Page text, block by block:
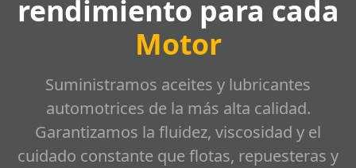
rendimiento para cada
Motor
Suministramos aceites y lubricantes
automotrices de la más alta calidad.
Garantizamos la fluidez, viscosidad y el
cuidado constante que flotas, repuesteras y